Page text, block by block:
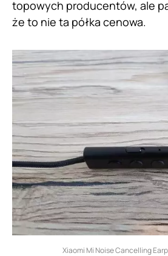
topowych producentów, ale
że to nie ta półka cenowa.
Xiaomi Mi Noise Cancelling